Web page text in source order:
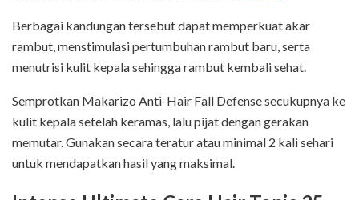
Berbagai kandungan tersebut dapat memperkuat akar
rambut, menstimulasi pertumbuhan rambut baru, serta
menutrisi kulit kepala sehingga rambut kembali sehat.
Semprotkan Makarizo Anti-Hair Fall Defense secukupnya ke
kulit kepala setelah keramas, lalu pijat dengan gerakan
memutar. Gunakan secara teratur atau minimal 2 kali sehari
untuk mendapatkan hasil yang maksimal.